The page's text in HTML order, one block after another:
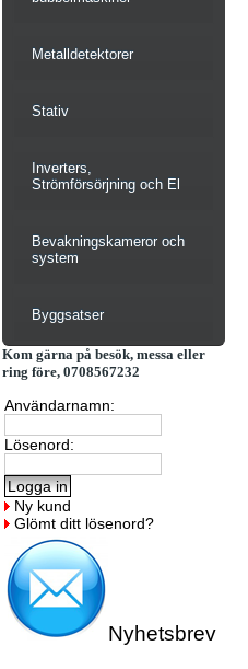
Metalldetektorer
Stativ
Inverters,
Strömförsörjning och El
Bevakningskameror och
system
Byggsatser
Kom gärna på besök, messa eller
ring före, 0708567232
Användarnamn:
Lösenord:
Ny kund
Glömt ditt lösenord?
Nyhetsbrev